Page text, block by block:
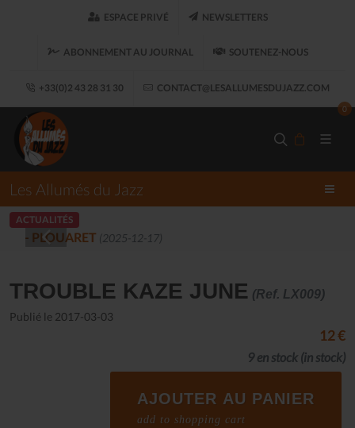
ESPACE PRIVÉ NEWSLETTERS
ABONNEMENT AU JOURNAL SOUTENEZ-NOUS
+33(0)2 43 28 31 30 CONTACT@LESALLUMESDUJAZZ.COM
0
Les Allumés du Jazz
ACTUALITÉS
LES ALLUMÉS DU JAZZ FONT SALON, LE
TROUBLE KAZE JUNE (Ref. LX009)
Publié le 2017-03-03
12 €
9 en stock (in stock)
AJOUTER AU PANIER
add to shopping cart